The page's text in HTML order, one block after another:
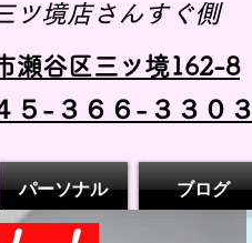
ツ境店さんすぐ側
瀬谷区三ツ境162-8
-３６６-３３０３
パーソナル ブログ